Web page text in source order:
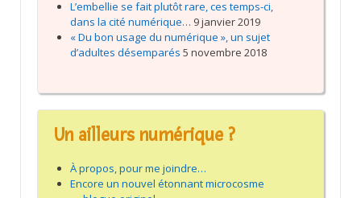
L’embellie se fait plutôt rare, ces temps-ci,
dans la cité numérique… 9 janvier 2019
« Du bon usage du numérique », un sujet
d’adultes désemparés 5 novembre 2018
Un ailleurs numérique ?
À propos, pour me joindre…
Encore un nouvel étonnant microcosme